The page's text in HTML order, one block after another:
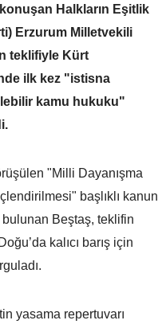
Halkların Eşitlik
Erzurum Milletvekili
teklifiyle Kürt
ilk kez "istisna
kamu hukuku"
"Milli Dayanışma
başlıklı kanun
Beştaş, teklifin
kalıcı barış için
yasama repertuvarı